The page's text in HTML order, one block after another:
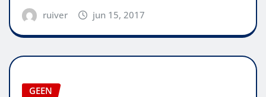
ruiver jun 15, 2017
GEEN